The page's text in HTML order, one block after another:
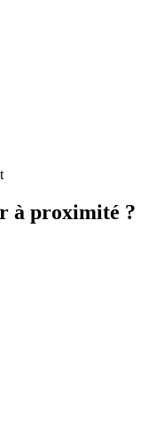
à proximité ?